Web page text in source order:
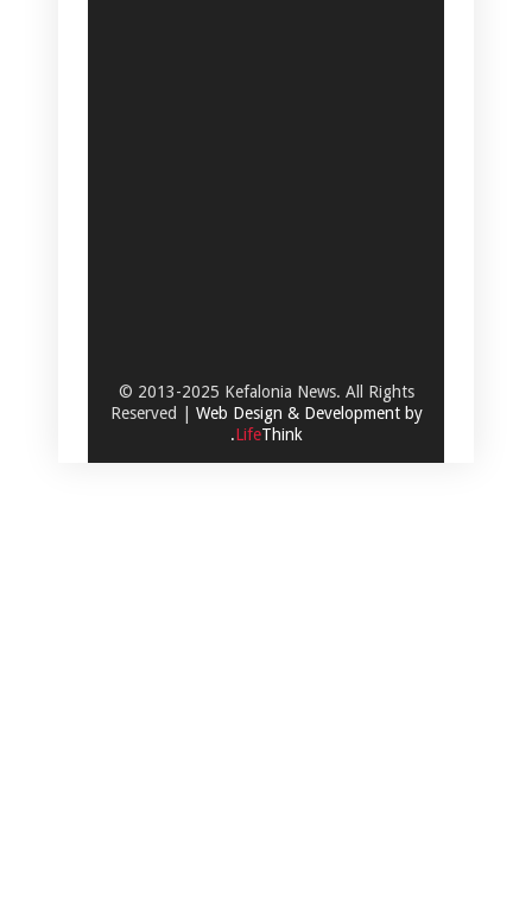
© 2013-2025 Kefalonia News. All Rights
Reserved | Web Design & Development by
.LifeThink